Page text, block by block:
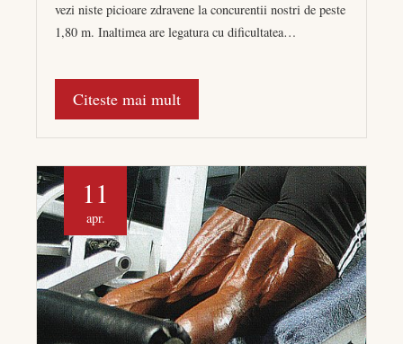
vezi niste picioare zdravene la concurentii nostri de peste
1,80 m. Inaltimea are legatura cu dificultatea…
Citeste mai mult
11
apr.